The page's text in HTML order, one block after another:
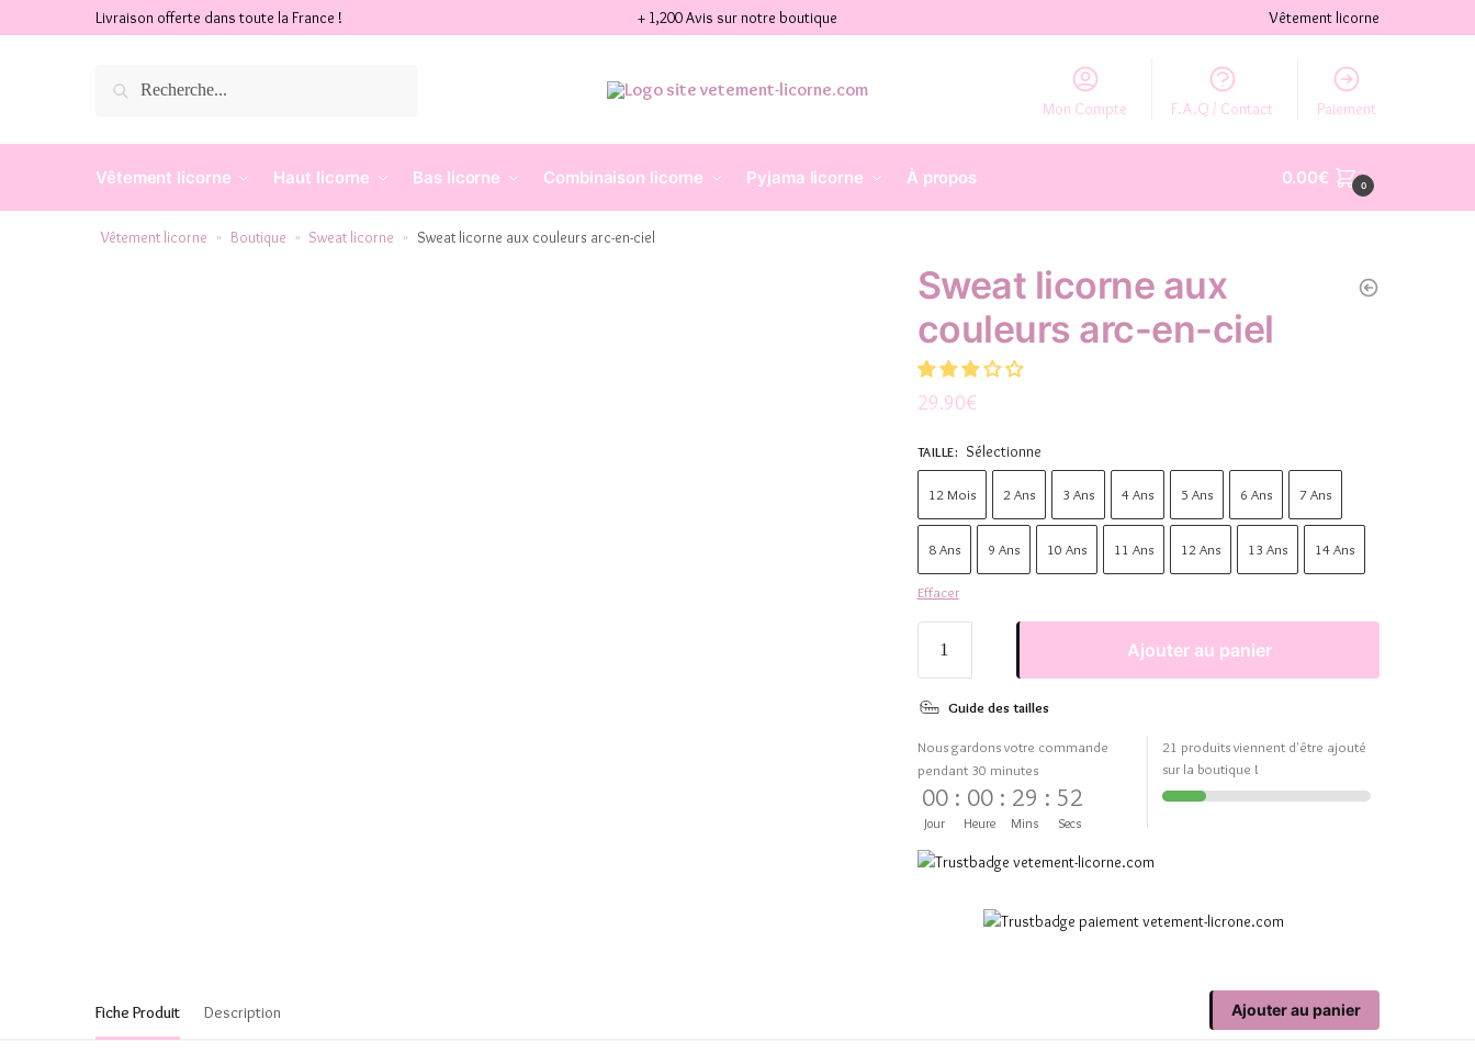
Livraison offerte dans toute la France ! + 1,200 Avis sur notre boutique Vêtement licorne
Recherche Mon Compte F.A.Q / Contact Paiement
Vêtement licorne Haut licorne Bas licorne Combinaison licorne Pyjama licorne À propos 0.00€ 0
Vêtement licorne » Boutique » Sweat licorne » Sweat licorne aux couleurs arc-en-ciel
Sweat licorne aux
couleurs arc-en-ciel
29.90€
TAILLE: Sélectionne
12 Mois 2 Ans 3 Ans 4 Ans 5 Ans 6 Ans 7 Ans
8 Ans 9 Ans 10 Ans 11 Ans 12 Ans 13 Ans 14 Ans
Effacer
Ajouter au panier
Guide des tailles
Nous gardons votre commande
pendant 30 minutes
00
Jour
: 00
Heure
: 29
Mins
: 51
Secs
21 produits viennent d'être ajouté
sur la boutique !
Fiche Produit Description Ajouter au panier